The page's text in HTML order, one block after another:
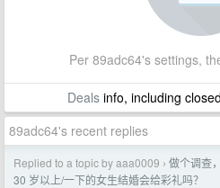
Per 89adc64's settings,
Dealsinfo, including
89adc64's recent replies
Replied to a topic by aaa0009 › 做个调查
30 岁以上/一下的女生结婚会给彩礼吗？